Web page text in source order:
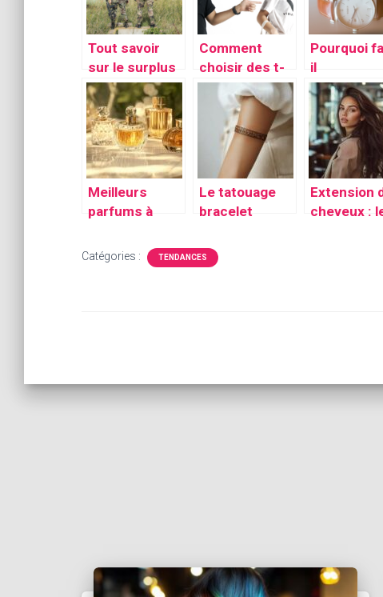
Tout savoir
sur le surplus
militaire
Comment
choisir des t-
shirts
ecoresponsabl
es ?
Pourquoi
il
changer le
bracelet de
vos
Meilleurs
parfums à
elle en 2024 :
découvrez les
Le tatouage
bracelet
femme avec
initiale : les
Extension
cheveux :
Catégories : TENDANCES